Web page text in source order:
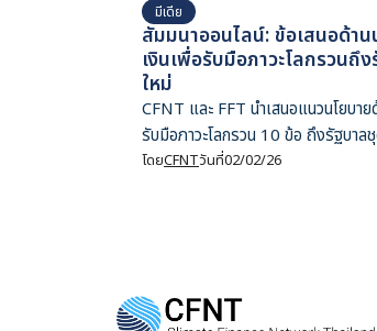
มีเดีย
สัมมนาออนไลน์: ข้อเสนอด้า
เงินเพื่อรับมือภาวะโลกรวนถึ
ใหม่
CFNT และ FFT นำเสนอแนวนโยบาย
รับมือภาวะโลกรวน 10 ข้อ ถึงรัฐบาล
อ้างอิงจากงานวิจัยของสององค์กร
โดยCFNTวันที่02/02/26